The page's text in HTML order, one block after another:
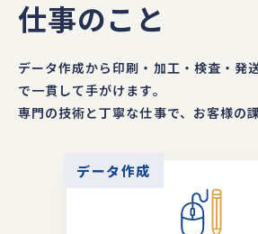
仕事のこと
データ作成から印刷・加工・検査・発
で一貫して手がけます。
専門の技術と丁寧な仕事で、お客様の
データ作成